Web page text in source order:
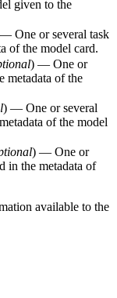
given to the
One or several task
of the model card.
) — One or
metadata of the
) — One or several
of the model
) — One or
in the metadata of
available to the